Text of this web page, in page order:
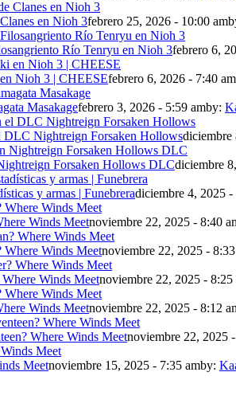
en Nioh 3febrero 25, 2026 - 10:00 am
Río Tenryu en Nioh 3febrero 6,
Nioh 3 | CHEESEfebrero 6, 2026 - 7:40 am
Masakagefebrero 3, 2026 - 5:59 amby:
DLC Nightreign Forsaken Hollowsdiciembre
Forsaken Hollows DLCdiciembre
y armas | Funebreradiciembre 4, 2025 -
Winds Meetnoviembre 22, 2025 - 8:40
Where Winds Meetnoviembre 22, 2025 -
Where Winds Meetnoviembre 22, 2025 - 8:25
Winds Meetnoviembre 22, 2025 - 8:12
Where Winds Meetnoviembre 22, 2025
Meetnoviembre 15, 2025 - 7:35 amby: